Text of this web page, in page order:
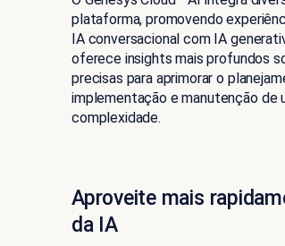
plataforma, promovendo
IA conversacional com IA
oferece insights mais profundos
precisas para aprimorar o
implementação e manutenção de
complexidade.
Aproveite mais
da IA